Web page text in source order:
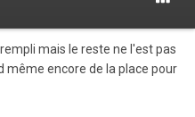
mais le reste ne l'est pas
même encore de la place pour